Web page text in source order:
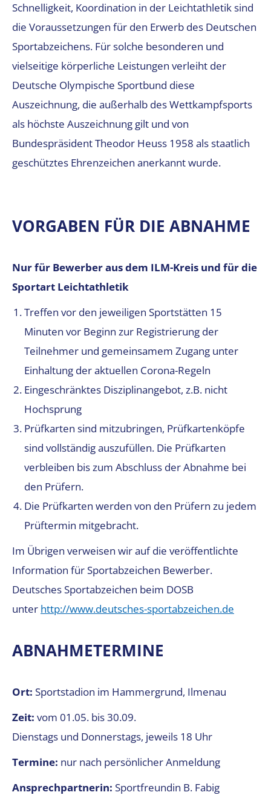
Schnelligkeit, Koordination in der Leichtathletik sind
die Voraussetzungen für den Erwerb des Deutschen
Sportabzeichens. Für solche besonderen und
vielseitige körperliche Leistungen verleiht der
Deutsche Olympische Sportbund diese
Auszeichnung, die außerhalb des Wettkampfsports
als höchste Auszeichnung gilt und von
Bundespräsident Theodor Heuss 1958 als staatlich
geschütztes Ehrenzeichen anerkannt wurde.
VORGABEN FÜR DIE ABNAHME
Nur für Bewerber aus dem ILM-Kreis und für die
Sportart Leichtathletik
Treffen vor den jeweiligen Sportstätten 15
Minuten vor Beginn zur Registrierung der
Teilnehmer und gemeinsamem Zugang unter
Einhaltung der aktuellen Corona-Regeln
Eingeschränktes Disziplinangebot, z.B. nicht
Hochsprung
Prüfkarten sind mitzubringen, Prüfkartenköpfe
sind vollständig auszufüllen. Die Prüfkarten
verbleiben bis zum Abschluss der Abnahme bei
den Prüfern.
Die Prüfkarten werden von den Prüfern zu jedem
Prüftermin mitgebracht.
Im Übrigen verweisen wir auf die veröffentlichte
Information für Sportabzeichen Bewerber.
Deutsches Sportabzeichen beim DOSB
unter http://www.deutsches-sportabzeichen.de
ABNAHMETERMINE
Ort: Sportstadion im Hammergrund, Ilmenau
Zeit: vom 01.05. bis 30.09.
Dienstags und Donnerstags, jeweils 18 Uhr
Termine: nur nach persönlicher Anmeldung
Ansprechpartnerin: Sportfreundin B. Fabig